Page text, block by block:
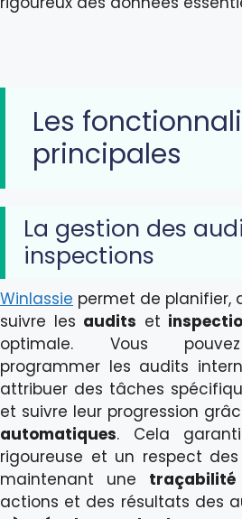
Les
principales
La gestion des
inspections
Winlassie permet de planifier,
suivre les audits et
optimale. Vous
programmer les audits
attribuer des tâches
et suivre leur progression
automatiques. Cela
rigoureuse et un respect
maintenant une traçabilité
actions et des résultats des